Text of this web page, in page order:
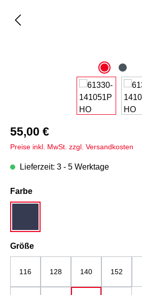
55,00 €
Preise inkl. MwSt. zzgl. Versandkosten
Lieferzeit: 3 - 5 Werktage
Farbeauswählen
Größeauswählen
116 128 140 152